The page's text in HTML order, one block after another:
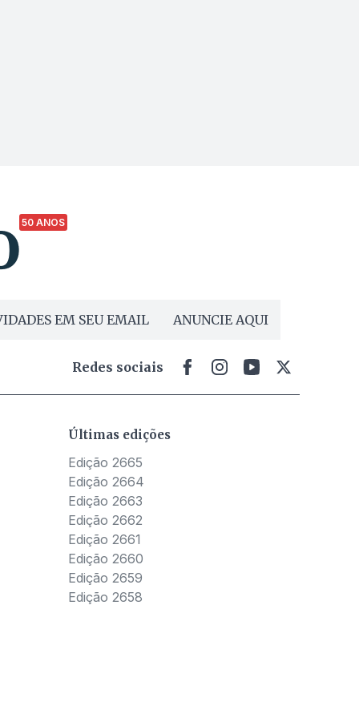
50 ANOS
EM SEU EMAIL ANUNCIE AQUI
Redes sociais
Últimas edições
Edição 2665
Edição 2664
Edição 2663
Edição 2662
Edição 2661
Edição 2660
Edição 2659
Edição 2658